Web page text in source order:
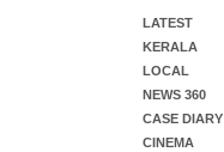
LATEST
KERALA
LOCAL
NEWS 360
CASE DIARY
CINEMA